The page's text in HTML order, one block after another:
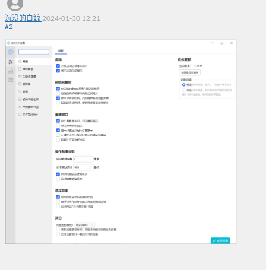
沉没的白鲸 2024-01-30 12:21
#2